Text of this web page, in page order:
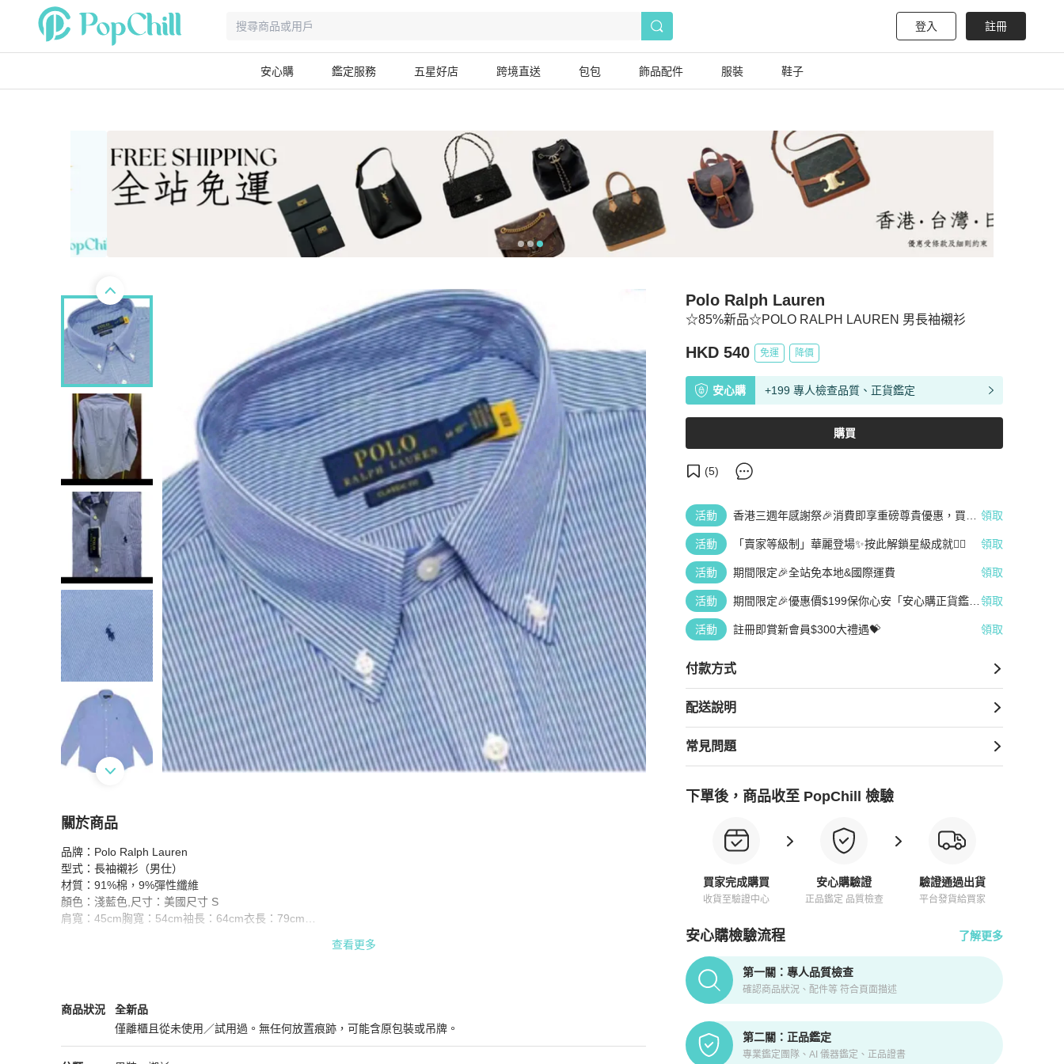
登入 註冊
安心購 鑑定服務 五星好店 跨境直送 包包 飾品配件 服裝 鞋子
☆85%新品☆POLO RALPH LAUREN 男長袖襯衫
Polo Ralph Lauren
HKD 540 免運 降價
安心購 +199 專人檢查品質、正貨鑑定
購買
(5)
活動
香港三週年感謝祭🎉消費即享重磅尊貴優惠，買越
領取
活動 「賣家等級制」華麗登場✨按此解鎖星級成就👆🏻 領取
活動 期間限定🎉全站免本地&國際運費 領取
活動
期間限定🎉優惠價$199保你心安「安心購正貨鑑
領取
活動 註冊即賞新會員$300大禮遇💝 領取
付款方式
配送說明
常見問題
下單後，商品收至 PopChill 檢驗
買家完成購買
收貨至驗證中心
安心購驗證
正品鑑定 品質檢查
驗證通過出貨
平台發貨給買家
安心購檢驗流程 了解更多
PopChill拍拍圈正品驗證、安心購檢驗流程介紹
第一關：專人品質檢查
確認商品狀況、配件等 符合頁面描述
第二關：正品鑑定
專業鑑定團隊、AI 儀器鑑定、正品證書
關於商品
關於 ☆85%新品☆POLO RALPH LAUREN 男長袖襯衫
品牌：Polo Ralph Lauren
型式：長袖襯衫（男仕）
材質：91%棉，9%彈性纖維
顏色：淺藍色,尺寸：美國尺寸 S
肩寬：45cm胸寬：54cm袖長：64cm衣長：79cm
退貨。
請務必於下單購買前確認尺寸是否合適哦！
謝謝您對於產品的欣賞親睞。
查看更多
商品狀況
Polo Ralph Lauren
全新品
僅離櫃且從未使用／試用過。無任何放置痕跡，可能含原包裝或吊牌。
全新品